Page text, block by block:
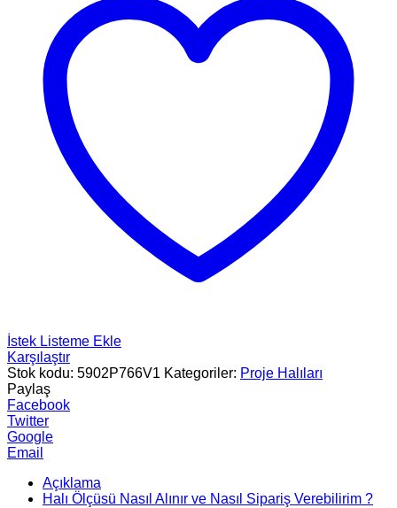
İstek Listeme Ekle
Karşılaştır
Stok kodu: 5902P766V1 Kategoriler: Proje Halıları
Paylaş
Facebook
Twitter
Google
Email
Açıklama
Halı Ölçüsü Nasıl Alınır ve Nasıl Sipariş Verebilirim ?